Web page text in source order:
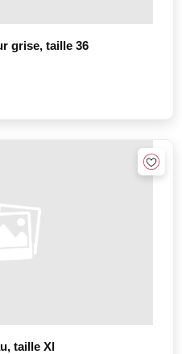
grise, taille 36
taille Xl